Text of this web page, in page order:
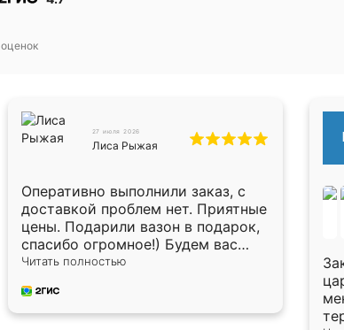
оценок
27 июля 2026
Лиса Рыжая
Оперативно выполнили заказ, с
доставкой проблем нет. Приятные
цены. Подарили вазон в подарок,
спасибо огромное!) Будем вас
рекомендовать знакомым!)
Читать полностью